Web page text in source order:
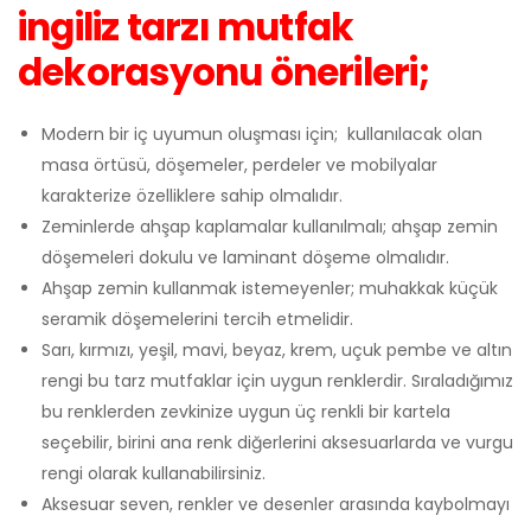
ingiliz tarzı mutfak
dekorasyonu önerileri;
Modern bir iç uyumun oluşması için; kullanılacak olan
masa örtüsü, döşemeler, perdeler ve mobilyalar
karakterize özelliklere sahip olmalıdır.
Zeminlerde ahşap kaplamalar kullanılmalı; ahşap zemin
döşemeleri dokulu ve laminant döşeme olmalıdır.
Ahşap zemin kullanmak istemeyenler; muhakkak küçük
seramik döşemelerini tercih etmelidir.
Sarı, kırmızı, yeşil, mavi, beyaz, krem, uçuk pembe ve altın
rengi bu tarz mutfaklar için uygun renklerdir. Sıraladığımız
bu renklerden zevkinize uygun üç renkli bir kartela
seçebilir, birini ana renk diğerlerini aksesuarlarda ve vurgu
rengi olarak kullanabilirsiniz.
Aksesuar seven, renkler ve desenler arasında kaybolmayı